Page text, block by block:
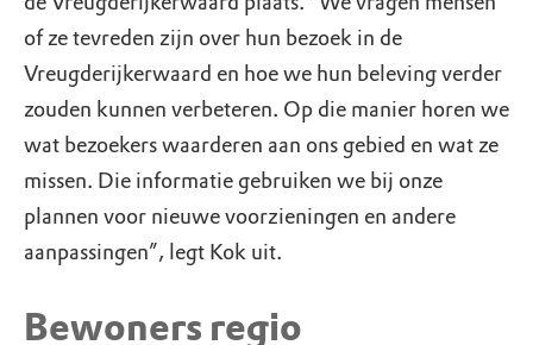
of ze tevreden zijn over hun bezoek in de
Vreugderijkerwaard en hoe we hun beleving verder
zouden kunnen verbeteren. Op die manier horen we
wat bezoekers waarderen aan ons gebied en wat ze
missen. Die informatie gebruiken we bij onze
plannen voor nieuwe voorzieningen en andere
aanpassingen”, legt Kok uit.
Bewoners regio